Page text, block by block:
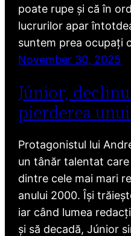
poate rupe și că în
lucrurilor apar
suntem prea ocupați
November 30, 2025
Júnior,
pierderea
Protagonistul lui
un tânăr talentat
dintre cele mai mari
anului 2000. Își
iar când lumea
și să decadă, Júnior